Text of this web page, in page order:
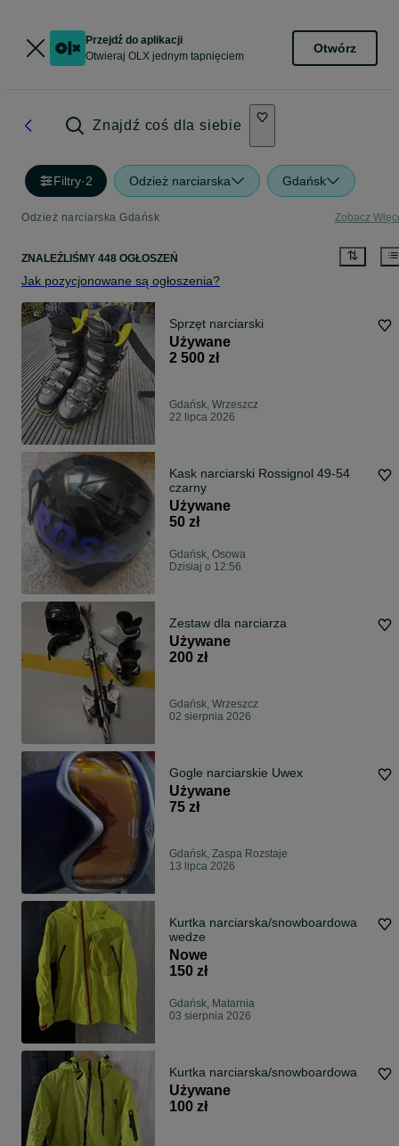
Przejdź do aplikacji
Otwieraj OLX jednym tapnięciem
Otwórz
Znajdź coś dla siebie
Filtry·2 Odzież narciarska Gdańsk
Odzież narciarska Gdańsk Zobacz
ZNALEŹLIŚMY 448 OGŁOSZEŃ
Jak pozycjonowane są ogłoszenia?
Sprzęt narciarski
Używane
2 500 zł
Gdańsk, Wrzeszcz
22 lipca 2026
Kask narciarski Rossignol 49-54
czarny
Używane
50 zł
Gdańsk, Osowa
Dzisiaj o 12:56
Zestaw dla narciarza
Używane
200 zł
Gdańsk, Wrzeszcz
02 sierpnia 2026
Gogle narciarskie Uwex
Używane
75 zł
Gdańsk, Zaspa Rozstaje
13 lipca 2026
Kurtka narciarska/snowboardowa
wedze
Nowe
150 zł
Gdańsk, Matarnia
03 sierpnia 2026
Kurtka narciarska/snowboardowa
Używane
100 zł